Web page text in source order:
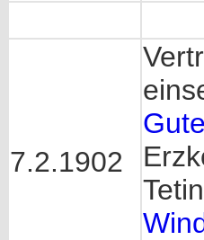
7.2.1902